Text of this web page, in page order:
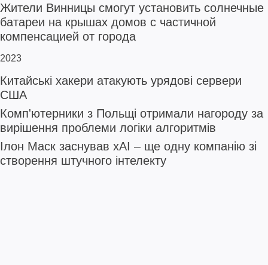
Жители Винницы смогут установить солнечные
батареи на крышах домов с частичной
компенсацией от города
2023
Китайські хакери атакують урядові сервери
США
Комп'ютерники з Польщі отримали нагороду за
вирішення проблеми логіки алгоритмів
Ілон Маск заснував xAI – ще одну компанію зі
створення штучного інтелекту